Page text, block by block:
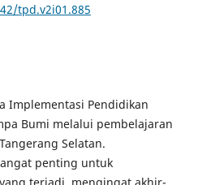
tpd.v2i01.885
Implementasi Pendidikan
Bumi melalui pembelajaran
Selatan.
penting untuk